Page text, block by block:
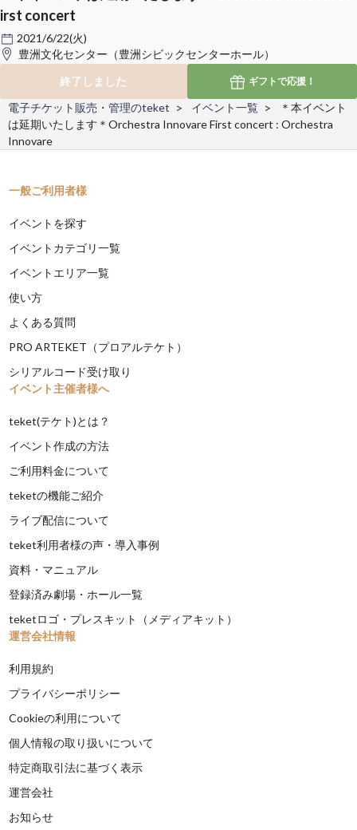
irst concert
2021/6/22(火)
豊洲文化センター（豊洲シビックセンターホール）
終了しました
ギフトで応援！
電子チケット販売・管理のteket イベント一覧
＊本イベント
は延期いたします＊Orchestra Innovare First concert : Orchestra
Innovare
一般ご利用者様
イベントを探す
イベントカテゴリ一覧
イベントエリア一覧
使い方
よくある質問
PRO ARTEKET（プロアルテケト）
シリアルコード受け取り
イベント主催者様へ
teket(テケト)とは？
イベント作成の方法
ご利用料金について
teketの機能ご紹介
ライブ配信について
teket利用者様の声・導入事例
資料・マニュアル
登録済み劇場・ホール一覧
teketロゴ・プレスキット（メディアキット）
運営会社情報
利用規約
プライバシーポリシー
Cookieの利用について
個人情報の取り扱いについて
特定商取引法に基づく表示
運営会社
お知らせ